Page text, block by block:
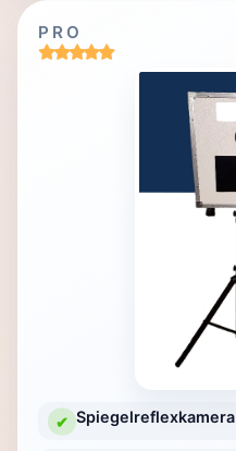
PRO
✔ Spiegelreflexkamera